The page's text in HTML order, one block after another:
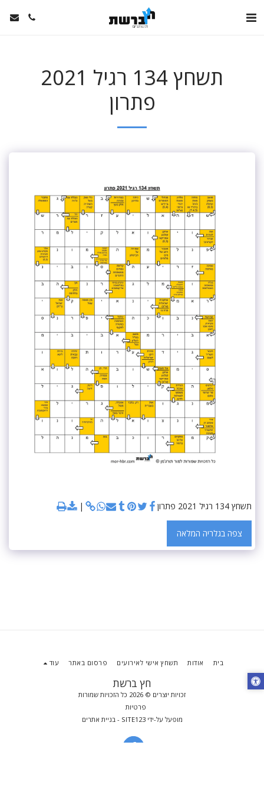
תשחץ 134 רגיל 2021
פתרון
תשחץ 134 רגיל 2021 פתרון
צפה בגלריה המלאה
חץ ברשת
זכויות יוצרים © 2026 כל הזכויות שמורות
פרטיות
מופעל על-ידיSITE123
-בניית אתרים
בית אודות תשחץ אישי לאירועים פרסום באתר עוד